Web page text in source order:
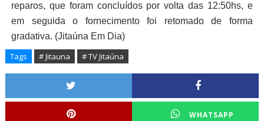
reparos, que foram concluídos por volta das 12:50hs, e
em seguida o fornecimento foi retomado de forma
gradativa. (Jitaúna Em Dia)
Tags # Jitauna # TV Jitaúna
WHATSAPP